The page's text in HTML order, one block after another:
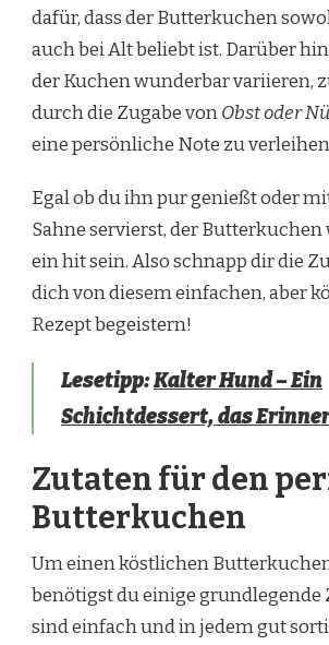
dafür, dass der Butterkuchen
auch bei Alt beliebt ist. Darüber
der Kuchen wunderbar variieren,
durch die Zugabe vonObst oder
eine persönliche Note zu
Egal ob du ihn pur genießt oder
Sahne servierst, der
ein hit sein. Also schnapp dir die
dich von diesem einfachen, aber
Rezept begeistern!
Lesetipp:Kalter Hund – Ein
Schichtdessert, das
Zutaten für den
Butterkuchen
Um einen köstlichen
benötigst du einige grundlegende
sind einfach und in jedem gut